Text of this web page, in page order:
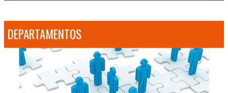
DEPARTAMENTOS